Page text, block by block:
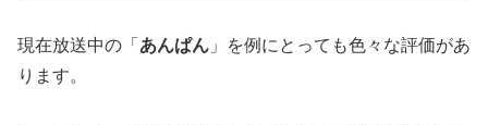
現在放送中の「 あんぱん 」を例にとっても色々な評価があ
ります。